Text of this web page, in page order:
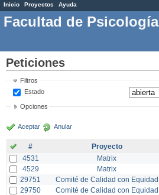
Inicio Proyectos Ayuda
Facultad de Psicología
Peticiones
Filtros
Estado
Opciones
Aceptar Anular
# Proyecto
4531
Matrix
4529
Matrix
29751
Comité de Calidad con Equidad
29750
Comité de Calidad con Equidad